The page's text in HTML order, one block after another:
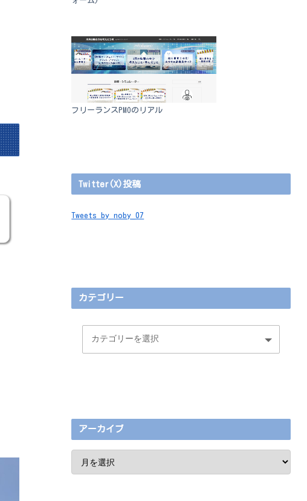
フリーランスPMOのリアル
Twitter(X)投稿
Tweets by noby_07
カテゴリー
アーカイブ